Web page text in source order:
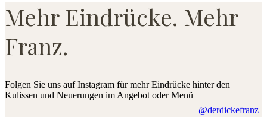
Mehr Eindrücke. Mehr
Franz.
Folgen Sie uns auf Instagram für mehr Eindrücke hinter den
Kulissen und Neuerungen im Angebot oder Menü
@derdickefranz